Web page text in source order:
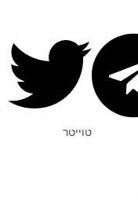
טוייטר